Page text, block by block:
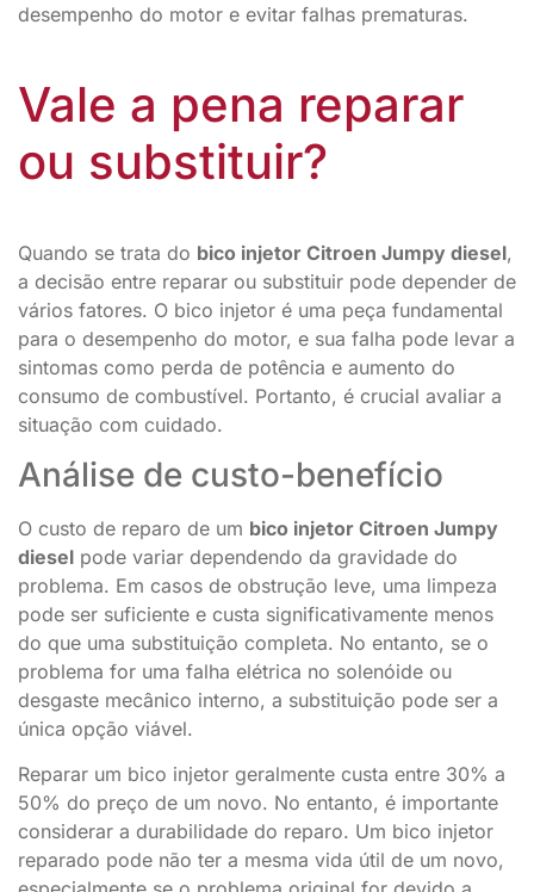
desempenho do motor e evitar falhas prematuras.
Vale a pena reparar
ou substituir?
Quando se trata do bico injetor Citroen Jumpy diesel,
a decisão entre reparar ou substituir pode depender de
vários fatores. O bico injetor é uma peça fundamental
para o desempenho do motor, e sua falha pode levar a
sintomas como perda de potência e aumento do
consumo de combustível. Portanto, é crucial avaliar a
situação com cuidado.
Análise de custo-benefício
O custo de reparo de um bico injetor Citroen Jumpy
diesel pode variar dependendo da gravidade do
problema. Em casos de obstrução leve, uma limpeza
pode ser suficiente e custa significativamente menos
do que uma substituição completa. No entanto, se o
problema for uma falha elétrica no solenóide ou
desgaste mecânico interno, a substituição pode ser a
única opção viável.
Reparar um bico injetor geralmente custa entre 30% a
50% do preço de um novo. No entanto, é importante
considerar a durabilidade do reparo. Um bico injetor
reparado pode não ter a mesma vida útil de um novo,